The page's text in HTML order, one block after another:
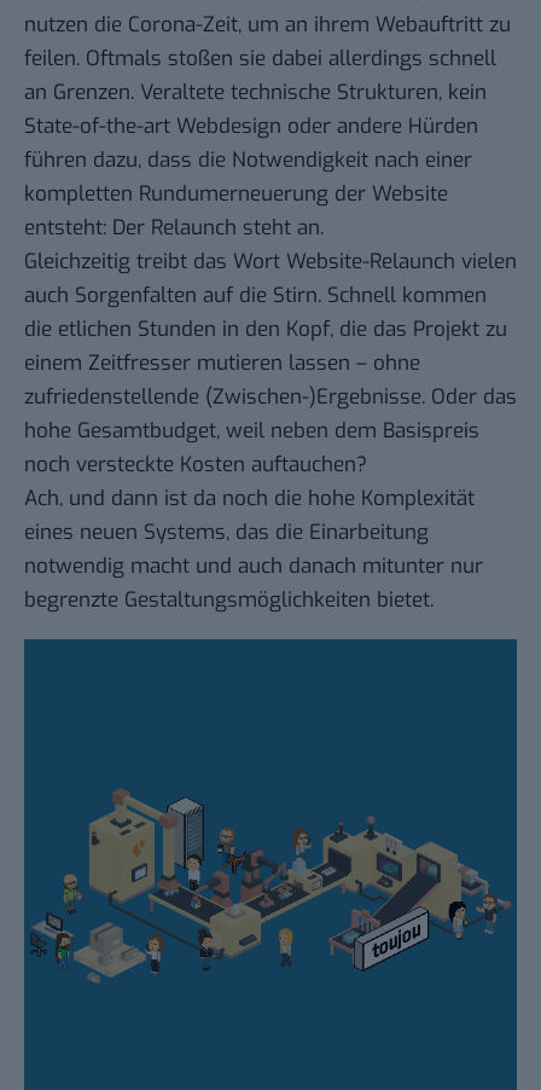
nutzen die Corona-Zeit, um an ihrem Webauftritt zu
feilen. Oftmals stoßen sie dabei allerdings schnell
an Grenzen. Veraltete technische Strukturen, kein
State-of-the-art Webdesign oder andere Hürden
führen dazu, dass die Notwendigkeit nach einer
kompletten Rundumerneuerung der Website
entsteht: Der Relaunch steht an.
Gleichzeitig treibt das Wort Website-Relaunch vielen
auch Sorgenfalten auf die Stirn. Schnell kommen
die etlichen Stunden in den Kopf, die das Projekt zu
einem Zeitfresser mutieren lassen – ohne
zufriedenstellende (Zwischen-)Ergebnisse. Oder das
hohe Gesamtbudget, weil neben dem Basispreis
noch versteckte Kosten auftauchen?
Ach, und dann ist da noch die hohe Komplexität
eines neuen Systems, das die Einarbeitung
notwendig macht und auch danach mitunter nur
begrenzte Gestaltungsmöglichkeiten bietet.